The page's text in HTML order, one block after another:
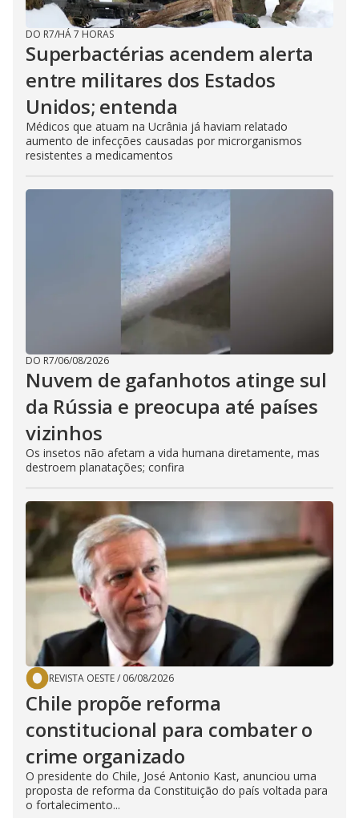
DO R7/HÁ 7 HORAS
Superbactérias acendem alerta
entre militares dos Estados
Unidos; entenda
Médicos que atuam na Ucrânia já haviam relatado
aumento de infecções causadas por microrganismos
resistentes a medicamentos
DO R7/06/08/2026
Nuvem de gafanhotos atinge sul
da Rússia e preocupa até países
vizinhos
Os insetos não afetam a vida humana diretamente, mas
destroem planatações; confira
REVISTA OESTE/ 06/08/2026
Chile propõe reforma
constitucional para combater o
crime organizado
O presidente do Chile, José Antonio Kast, anunciou uma
proposta de reforma da Constituição do país voltada para
o fortalecimento...